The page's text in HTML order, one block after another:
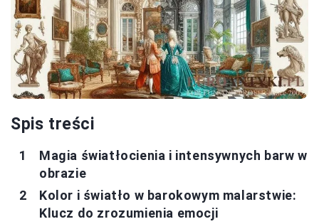
Spis treści
Magia światłocienia i intensywnych barw w
obrazie
Kolor i światło w barokowym malarstwie:
Klucz do zrozumienia emocji